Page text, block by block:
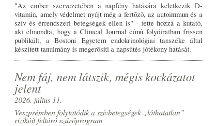
"Az ember szervezetében a napfény hatására keletkezik D-
vitamin, amely védelmet nyújt még a fertõzõ, az autoimmun és a
szív és érrendszeri betegségek ellen is" - tette hozzá a kutató,
aki elmondta, hogy a Clinical Journal címû folyóiratban frissen
publikált, a Bostoni Egyetem endokrinológiai tanszéke által
készített tanulmány is megerõsíti a napsütés jótékony hatását.
Nem fáj, nem látszik, mégis kockázatot
jelent
2026. július 11.
Veszprémben folytatódik a szívbetegségek „láthatatlan”
rizikóit feltáró szűrőprogram